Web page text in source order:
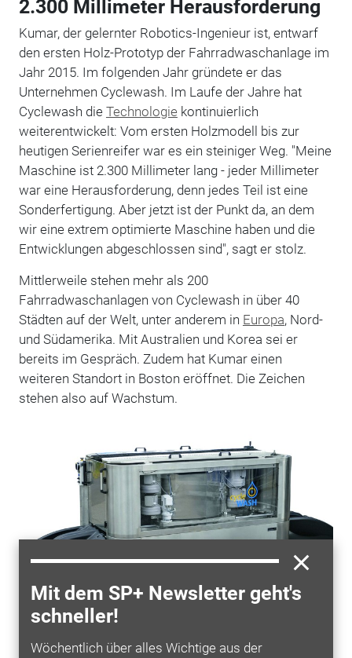
Mit dem SP+ Newsletter geht's
schneller!
Wöchentlich über alles Wichtige aus der
2.300 Millimeter Herausforderung
Kumar, der gelernter Robotics-Ingenieur ist, entwarf
den ersten Holz-Prototyp der Fahrradwaschanlage im
Jahr 2015. Im folgenden Jahr gründete er das
Unternehmen Cyclewash. Im Laufe der Jahre hat
Cyclewash die Technologie kontinuierlich
weiterentwickelt: Vom ersten Holzmodell bis zur
heutigen Serienreifer war es ein steiniger Weg. "Meine
Maschine ist 2.300 Millimeter lang - jeder Millimeter
war eine Herausforderung, denn jedes Teil ist eine
Sonderfertigung. Aber jetzt ist der Punkt da, an dem
wir eine extrem optimierte Maschine haben und die
Entwicklungen abgeschlossen sind", sagt er stolz.
Mittlerweile stehen mehr als 200
Fahrradwaschanlagen von Cyclewash in über 40
Städten auf der Welt, unter anderem in Europa, Nord-
und Südamerika. Mit Australien und Korea sei er
bereits im Gespräch. Zudem hat Kumar einen
weiteren Standort in Boston eröffnet. Die Zeichen
stehen also auf Wachstum.
Die Fahrradwaschanlage Pro Platinum.
© Foto: Cyclewash